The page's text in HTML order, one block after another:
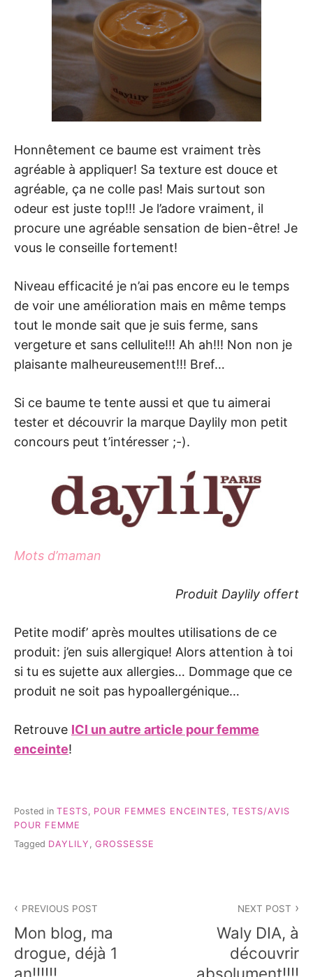
Honnêtement ce baume est vraiment très
agréable à appliquer! Sa texture est douce et
agréable, ça ne colle pas! Mais surtout son
odeur est juste top!!! Je l’adore vraiment, il
procure une agréable sensation de bien-être! Je
vous le conseille fortement!
Niveau efficacité je n’ai pas encore eu le temps
de voir une amélioration mais en même temps
tout le monde sait que je suis ferme, sans
vergeture et sans cellulite!!! Ah ah!!! Non non je
plaisante malheureusement!!! Bref…
Si ce baume te tente aussi et que tu aimerai
tester et découvrir la marque Daylily mon petit
concours peut t’intéresser ;-).
Mots d’maman
Produit Daylily offert
Petite modif’ après moultes utilisations de ce
produit: j’en suis allergique! Alors attention à toi
si tu es sujette aux allergies… Dommage que ce
produit ne soit pas hypoallergénique…
Retrouve ICI un autre article pour femme
enceinte!
Posted in TESTS, POUR FEMMES ENCEINTES, TESTS/AVIS
POUR FEMME
Tagged DAYLILY GROSSESSE
de
l’article
PREVIOUS POST
Mon blog, ma
drogue, déjà 1
an!!!!!!
NEXT POST
Waly DIA, à
découvrir
absolument!!!!